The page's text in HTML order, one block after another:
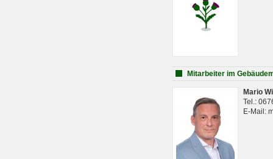
Mitarbeiter im
Mario
Tel.:
E-Mail: